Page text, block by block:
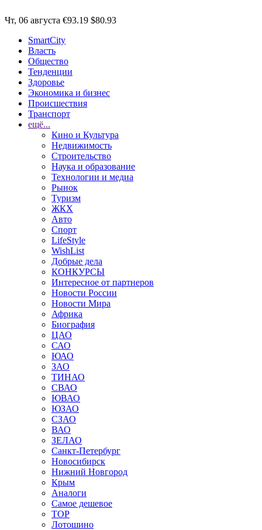
Чт, 06 августа €93.19 $80.93
SmartCity
Власть
Общество
Тенденции
Здоровье
Экономика и бизнес
Происшествия
Транспорт
ещё...
Кино и Культура
Недвижимость
Строительство
Наука и образование
Технологии и медиа
Рынок
Туризм
ЖКХ
Авто
Спорт
LifeStyle
WishList
Добрые дела
КОНКУРСЫ
Интересное от партнеров
Новости России
Новости Мира
Африка
Биография
ЦАО
САО
ЮАО
ЗАО
ТИНАО
СВАО
ЮВАО
ЮЗАО
СЗАО
ВАО
ЗЕЛАО
Санкт-Петербург
Новосибирск
Нижний Новгород
Крым
Аналоги
Самое дешевое
TOP
Лотошино